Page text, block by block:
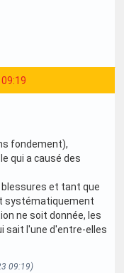
fondement),
qui a causé des
et tant que
systématiquement
ne soit donnée, les
sait l'une d'entre-elles
09:19)